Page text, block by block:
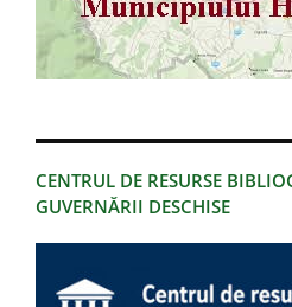
CENTRUL DE RESURSE
GUVERNĂRII DESCHISE